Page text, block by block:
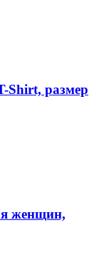
Shirt, размер
женщин,